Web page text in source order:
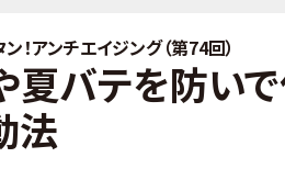
アンチエイジング（第74回）
夏バテを防い
法